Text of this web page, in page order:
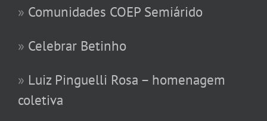
» Comunidades COEP Semiárido
» Celebrar Betinho
» Luiz Pinguelli Rosa – homenagem
coletiva